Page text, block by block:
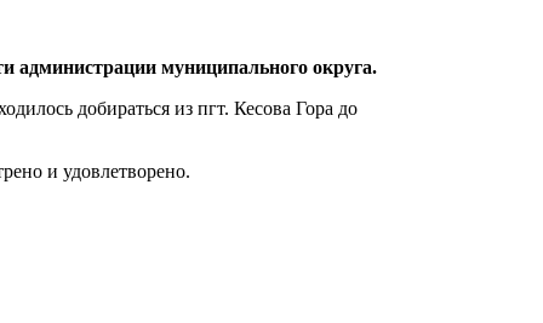
администрации муниципального округа.
добираться из пгт. Кесова Гора до
и удовлетворено.